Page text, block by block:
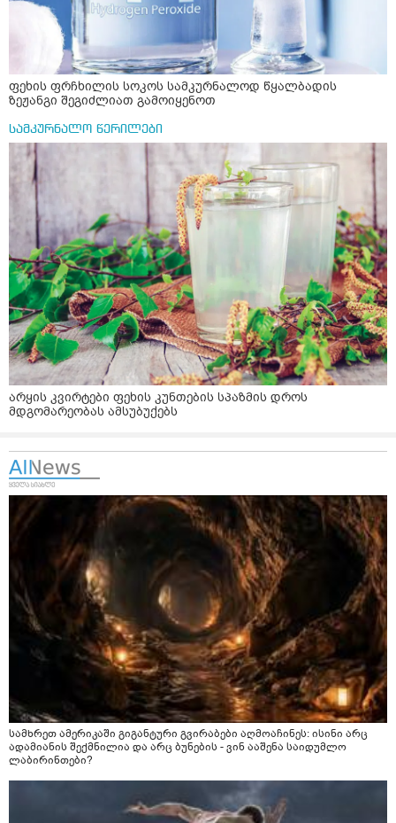
ფეხის ფრჩხილის სოკოს სამკურნალოდ წყალბადის
ზეჟანგი შეგიძლიათ გამოიყენოთ
სამკურნალო წერილები
არყის კვირტები ფეხის კუნთების სპაზმის დროს
მდგომარეობას ამსუბუქებს
სამხრეთ ამერიკაში გიგანტური გვირაბები აღმოაჩინეს: ისინი არც
ადამიანის შექმნილია და არც ბუნების - ვინ ააშენა საიდუმლო
ლაბირინთები?